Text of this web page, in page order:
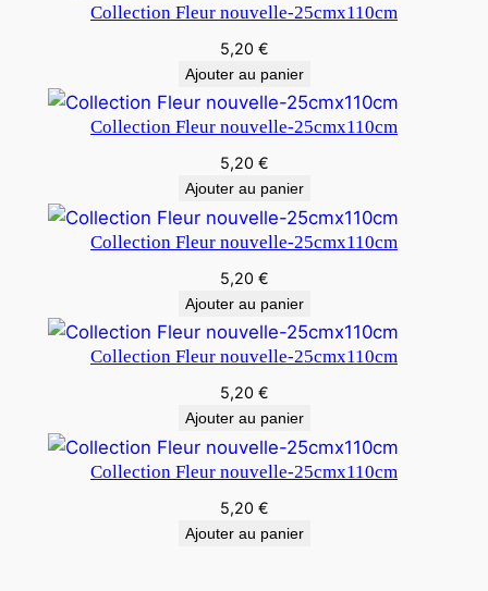
Collection Fleur nouvelle-25cmx110cm
5,20 €
Ajouter au panier
Collection Fleur nouvelle-25cmx110cm
5,20 €
Ajouter au panier
Collection Fleur nouvelle-25cmx110cm
5,20 €
Ajouter au panier
Collection Fleur nouvelle-25cmx110cm
5,20 €
Ajouter au panier
Collection Fleur nouvelle-25cmx110cm
5,20 €
Ajouter au panier